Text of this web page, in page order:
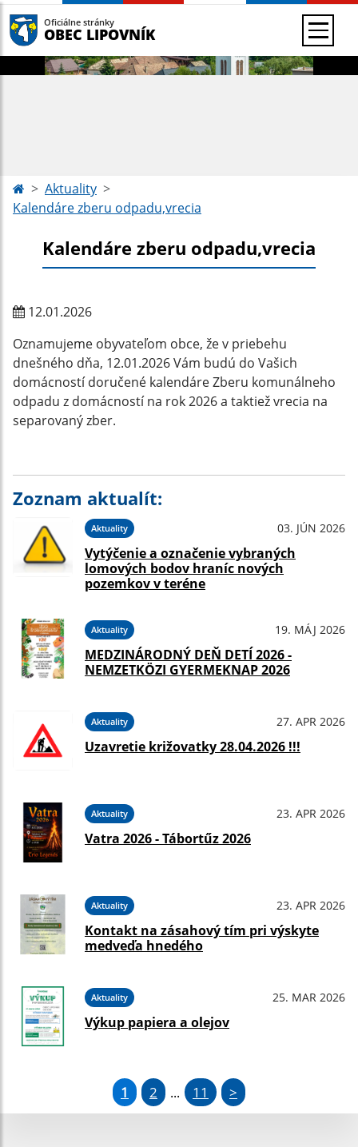
Oficiálne stránky
OBEC LIPOVNÍK
Aktuality
Kalendáre zberu odpadu,vrecia
Kalendáre zberu odpadu,vrecia
12.01.2026
Oznamujeme obyvateľom obce, že v priebehu
dnešného dňa, 12.01.2026 Vám budú do Vašich
domácností doručené kalendáre Zberu komunálneho
odpadu z domácností na rok 2026 a taktiež vrecia na
separovaný zber.
Zoznam aktualít:
Aktuality 03. JÚN 2026
Vytýčenie a označenie vybraných
lomových bodov hraníc nových
pozemkov v teréne
Aktuality 19. MÁJ 2026
MEDZINÁRODNÝ DEŇ DETÍ 2026 -
NEMZETKÖZI GYERMEKNAP 2026
Aktuality 27. APR 2026
Uzavretie križovatky 28.04.2026 !!!
Aktuality 23. APR 2026
Vatra 2026 - Tábortűz 2026
Aktuality 23. APR 2026
Kontakt na zásahový tím pri výskyte
medveďa hnedého
Aktuality 25. MAR 2026
Výkup papiera a olejov
1 2 ... 11 >